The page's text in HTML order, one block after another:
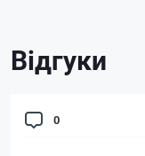
Відгуки
0